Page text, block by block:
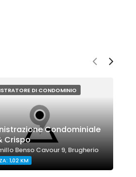
DI CONDOMINIO
Condominiale
Crispo
Benso Cavour 9, Brugherio
1,02 KM